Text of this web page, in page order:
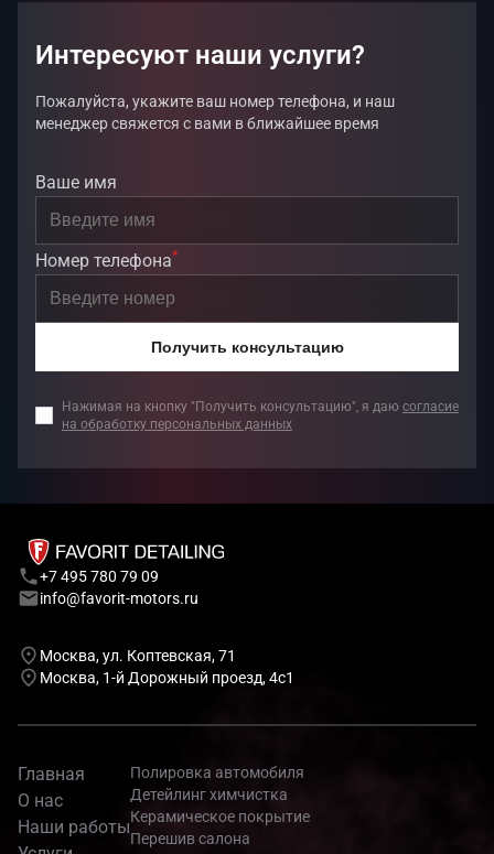
Интересуют наши услуги?
Пожалуйста, укажите ваш номер телефона, и наш
менеджер свяжется с вами в ближайшее время
Ваше имя
Номер телефона*
Получить консультацию
Нажимая на кнопку "Получить консультацию", я даю согласие
на обработку персональных данных
+7 495 780 79 09
info@favorit-motors.ru
Москва, ул. Коптевская, 71
Москва, 1-й Дорожный проезд, 4с1
Главная
О нас
Наши работы
Полировка автомобиля
Детейлинг химчистка
Керамическое покрытие
Перешив салона